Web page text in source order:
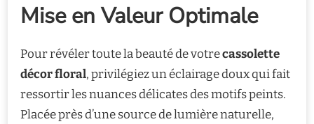
Mise en Valeur Optimale
Pour révéler toute la beauté de votrecassolette
décor floral, privilégiez un éclairage doux qui fait
ressortir les nuances délicates des motifs peints.
Placée près d’une source de lumière naturelle,